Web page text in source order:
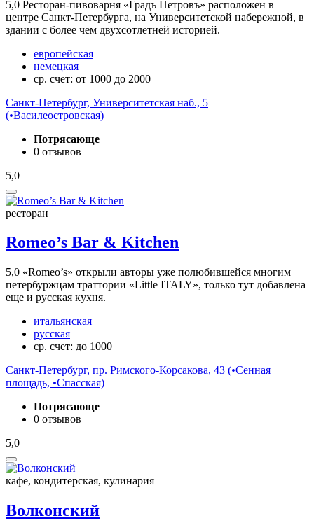
5,0 Ресторан-пивоварня «Градъ Петровъ» расположен в
центре Санкт-Петербурга, на Университетской набережной, в
здании с более чем двухсотлетней историей.
европейская
немецкая
ср. счет: от 1000 до 2000
Санкт-Петербург, Университетская наб., 5
(•Василеостровская)
Потрясающе
0 отзывов
5,0
ресторан
Romeo’s Bar & Kitchen
5,0 «Romeo’s» открыли авторы уже полюбившейся многим
петербуржцам траттории «Little ITALY», только тут добавлена
еще и русская кухня.
итальянская
русская
ср. счет: до 1000
Санкт-Петербург, пр. Римского-Корсакова, 43 (•Сенная
площадь, •Спасская)
Потрясающе
0 отзывов
5,0
кафе, кондитерская, кулинария
Волконский